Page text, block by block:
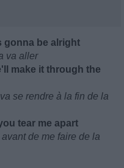
gonna be alright
va aller
make it through the
se rendre à la fin de la
tear me apart
de me faire de la